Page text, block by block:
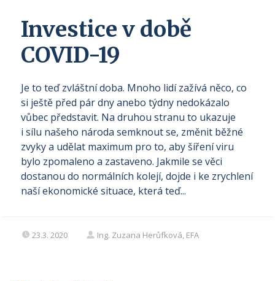
Investice v době
COVID-19
Je to teď zvláštní doba. Mnoho lidí zažívá něco, co
si ještě před pár dny anebo týdny nedokázalo
vůbec představit. Na druhou stranu to ukazuje
i sílu našeho národa semknout se, změnit běžné
zvyky a udělat maximum pro to, aby šíření viru
bylo zpomaleno a zastaveno. Jakmile se věci
dostanou do normálních kolejí, dojde i ke zrychlení
naší ekonomické situace, která teď...
23.3. 2020 Ing. Zuzana Herůfková, EFA